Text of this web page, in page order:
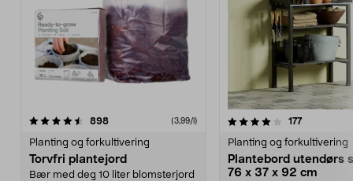
898anmeldelser (3,99/l)
Planting og forkultivering
Torvfri plantejord
Bær med deg 10 liter blomsterjord
4.0 av 5 stjerner 177
Planting og forkultivering
Plantebord utendørs
76 x 37 x 92 cm
4.5 av 5 stjerner